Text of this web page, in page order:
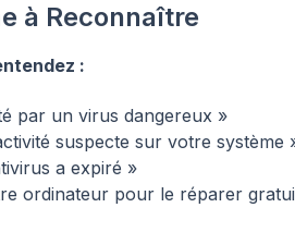
à Reconnaître
:
par un virus dangereux »
suspecte sur votre système
a expiré »
ordinateur pour le réparer